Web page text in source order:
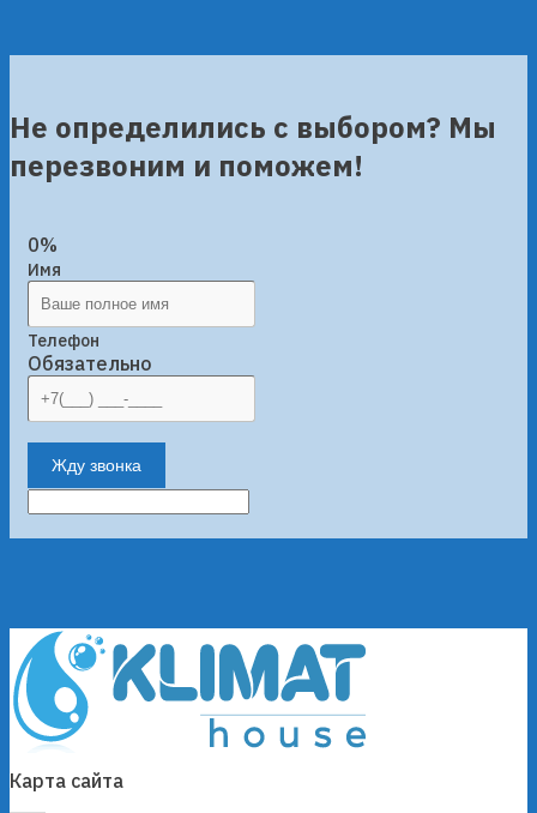
Не определились с выбором? Мы
перезвоним и поможем!
0%
Имя
Телефон
Обязательно
Жду звонка
Карта сайта